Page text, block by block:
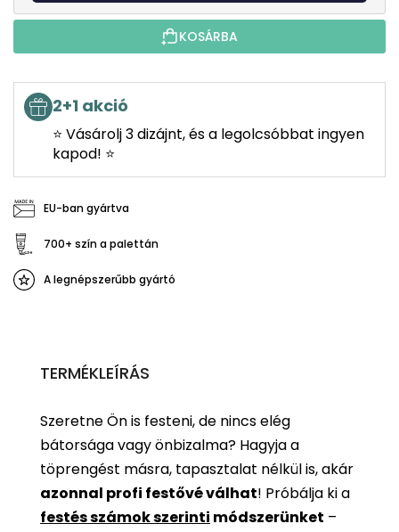
KOSÁRBA
2+1 akció
⭐ Vásárolj 3 dizájnt, és a legolcsóbbat ingyen
kapod! ⭐
EU-ban gyártva
700+ szín a palettán
A legnépszerűbb gyártó
TERMÉKLEÍRÁS
Szeretne Ön is festeni, de nincs elég
bátorsága vagy önbizalma? Hagyja a
töprengést másra, tapasztalat nélkül is, akár
azonnal profi festővé válhat! Próbálja ki a
festés számok szerinti módszerünket –